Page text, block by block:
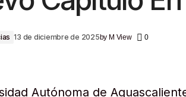
13 de diciembre de 2025by M View 0
Autónoma de